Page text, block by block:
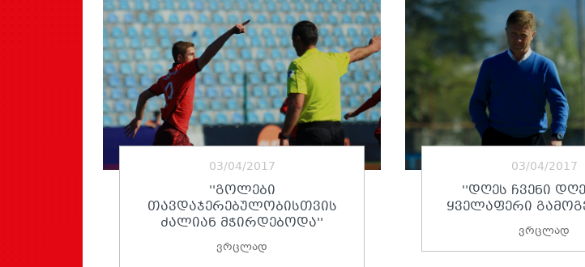
03/04/2017
''ᲒᲝᲚᲔᲑᲘ
ᲗᲐᲕᲓᲐᲯᲔᲠᲔᲑᲣᲚᲝᲑᲘᲡᲗᲕᲘᲡ
ᲫᲐᲚᲘᲐᲜ ᲛᲭᲘᲠᲓᲔᲑᲝᲓᲐ''
ვრცლად
03/04/2017
''ᲓᲦᲔᲡ ᲩᲕᲔᲜᲘ
ᲧᲕᲔᲚᲐᲤᲔᲠᲘ
ვრცლად